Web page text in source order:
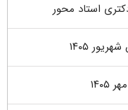
استاد محور
۱۴۰۵